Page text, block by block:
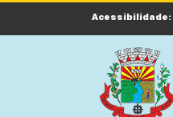
Acessibilidade: